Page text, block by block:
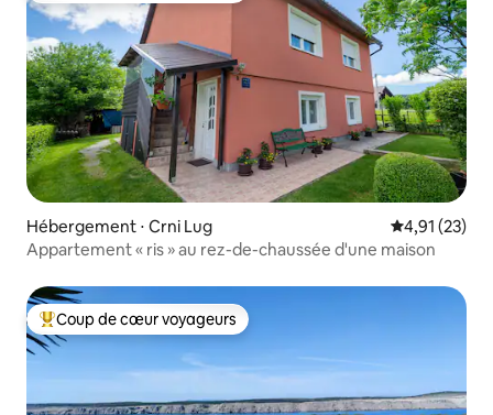
Hébergement ⋅ Crni Lug Évaluation
4,91 (23)
Appartement « ris » au rez-de-chaussée d'une maison
Coups de cœur voyageurs les plus appréciés
Coup de cœur voyageurs